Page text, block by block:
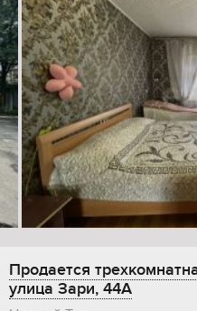
Продается
улица Зари, 44А